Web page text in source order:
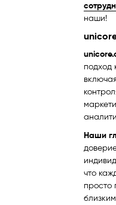
наши!
подход
Наши
что
просто